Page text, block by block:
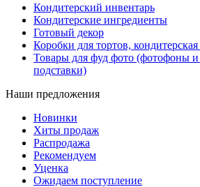
Кондитерский инвентарь
Кондитерские ингредиенты
Готовый декор
Коробки для тортов,
Товары для фуд фото (фотофоны и
подставки)
Наши предложения
Новинки
Хиты продаж
Распродажа
Рекомендуем
Уценка
Ожидаем поступление